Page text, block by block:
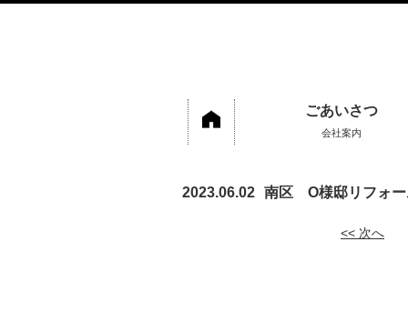
ごあいさつ
会社案内
2023.06.02 南区 O様邸リフォー
<< 次へ